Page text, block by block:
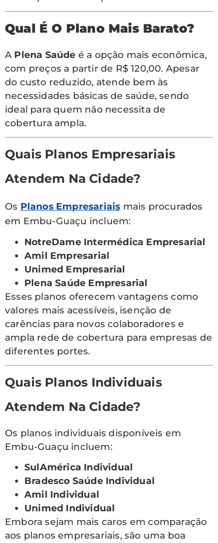
Qual É O Plano Mais Barato?
A Plena Saúde é a opção mais econômica,
com preços a partir de R$ 120,00. Apesar
do custo reduzido, atende bem às
necessidades básicas de saúde, sendo
ideal para quem não necessita de
cobertura ampla.
Quais Planos Empresariais
Atendem Na Cidade?
Os Planos Empresariais mais procurados
em Embu-Guaçu incluem:
NotreDame Intermédica Empresarial
Amil Empresarial
Unimed Empresarial
Plena Saúde Empresarial
Esses planos oferecem vantagens como
valores mais acessíveis, isenção de
carências para novos colaboradores e
ampla rede de cobertura para empresas de
diferentes portes.
Quais Planos Individuais
Atendem Na Cidade?
Os planos individuais disponíveis em
Embu-Guaçu incluem:
SulAmérica Individual
Bradesco Saúde Individual
Amil Individual
Unimed Individual
Embora sejam mais caros em comparação
aos planos empresariais, são uma boa